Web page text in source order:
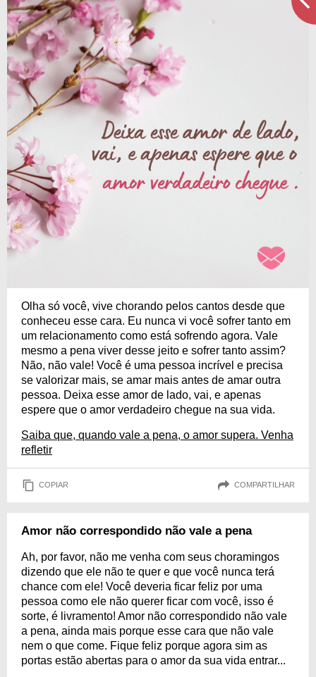
Olha só você, vive chorando pelos cantos desde que
conheceu esse cara. Eu nunca vi você sofrer tanto em
um relacionamento como está sofrendo agora. Vale
mesmo a pena viver desse jeito e sofrer tanto assim?
Não, não vale! Você é uma pessoa incrível e precisa
se valorizar mais, se amar mais antes de amar outra
pessoa. Deixa esse amor de lado, vai, e apenas
espere que o amor verdadeiro chegue na sua vida.
Saiba que, quando vale a pena, o amor supera. Venha
refletir
COPIAR COMPARTILHAR
Amor não correspondido não vale a pena
Ah, por favor, não me venha com seus choramingos
dizendo que ele não te quer e que você nunca terá
chance com ele! Você deveria ficar feliz por uma
pessoa como ele não querer ficar com você, isso é
sorte, é livramento! Amor não correspondido não vale
a pena, ainda mais porque esse cara que não vale
nem o que come. Fique feliz porque agora sim as
portas estão abertas para o amor da sua vida entrar...